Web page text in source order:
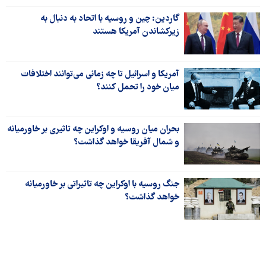
گاردین: چین و روسیه با اتحاد به دنبال به
زیرکشاندن آمریکا هستند
آمریکا و اسرائیل تا چه زمانی می‌توانند اختلافات
میان خود را تحمل کنند؟
بحران میان روسیه و اوکراین چه تاثیری بر خاورمیانه
و شمال آفریقا خواهد گذاشت؟
جنگ روسیه با اوکراین چه تاثیراتی بر خاورمیانه
خواهد گذاشت؟